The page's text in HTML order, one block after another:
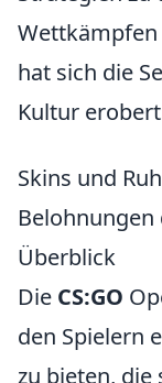
hat sich die
Kultur
Skins und
Belohnungen
Überblick
Die CS:GO
den Spielern
zu bieten,